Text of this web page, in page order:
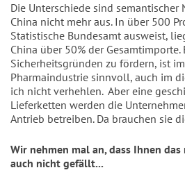
Die Unterschiede sind semantischer
China nicht mehr aus. In über 500
Statistische Bundesamt ausweist,
China über 50% der
Sicherheitsgründen zu fördern, ist
Pharmaindustrie sinnvoll, auch im
ich nicht verhehlen. Aber eine
Lieferketten werden die
Antrieb betreiben. Da brauchen sie
Wir nehmen mal an, dass Ihnen
auch nicht gefällt...